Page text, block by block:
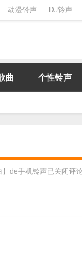
动漫铃声 DJ铃声
曲 个性铃声
】de手机铃声已关闭评论